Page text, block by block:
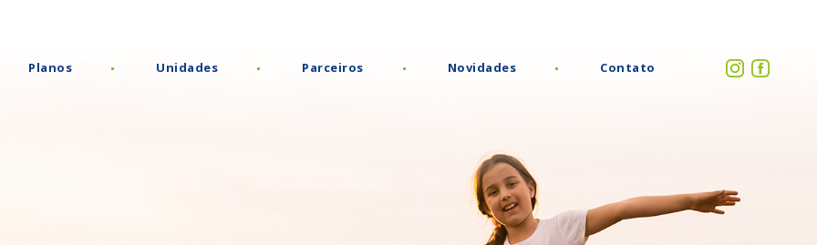
Planos Unidades Parceiros Novidades Contato